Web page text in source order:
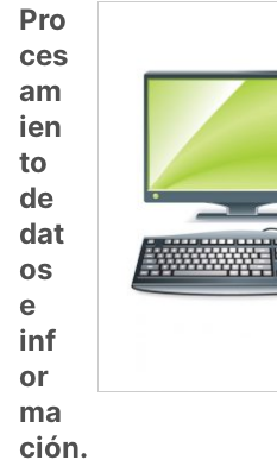
Pro
ces
am
ien
to
de
dat
os
e
inf
or
ma
ción.